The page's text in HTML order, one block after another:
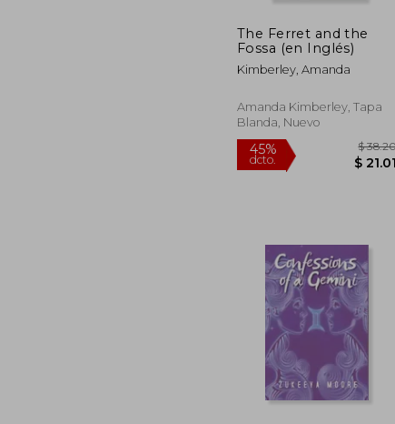
The Ferret and the
Fossa (en Inglés)
Kimberley, Amanda
Amanda Kimberley, Tapa
Blanda, Nuevo